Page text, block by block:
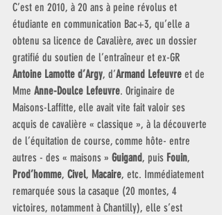
C’est en 2010, à 20 ans à peine révolus et
étudiante en communication Bac+3, qu’elle a
obtenu sa licence de Cavalière, avec un dossier
gratifié du soutien de l’entraîneur et ex-GR
Antoine Lamotte d’Argy, d’Armand Lefeuvre et de
Mme Anne-Doulce Lefeuvre. Originaire de
Maisons-Laffitte, elle avait vite fait valoir ses
acquis de cavalière « classique », à la découverte
de l’équitation de course, comme hôte- entre
autres - des « maisons » Guigand, puis Fouin,
Prod’homme, Civel, Macaire, etc. Immédiatement
remarquée sous la casaque (20 montes, 4
victoires, notamment à Chantilly), elle s’est